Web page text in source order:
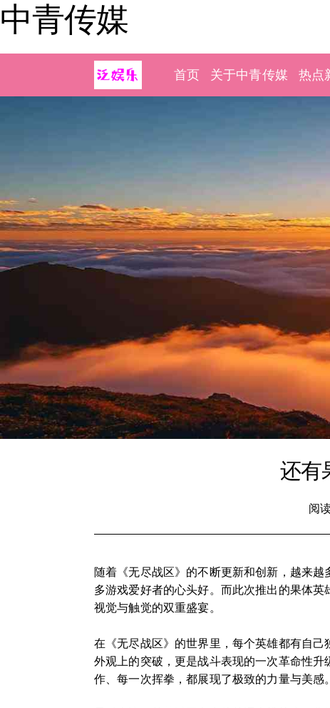
中青传媒
首页 关于中青传媒 热点
还有
阅
随着《无尽战区》的不断更新和创新，越来
多游戏爱好者的心头好。而此次推出的果体
视觉与触觉的双重盛宴。
在《无尽战区》的世界里，每个英雄都有自
外观上的突破，更是战斗表现的一次革命性
作、每一次挥拳，都展现了极致的力量与美感